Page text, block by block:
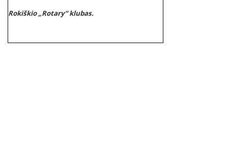
Rokiškio „Rotary“ klubas.